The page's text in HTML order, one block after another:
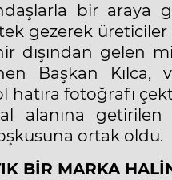
bir araya
gezerek
dışından gelen
Başkan Kılca,
fotoğrafı
alanına
ortak oldu.
BİR MARKA